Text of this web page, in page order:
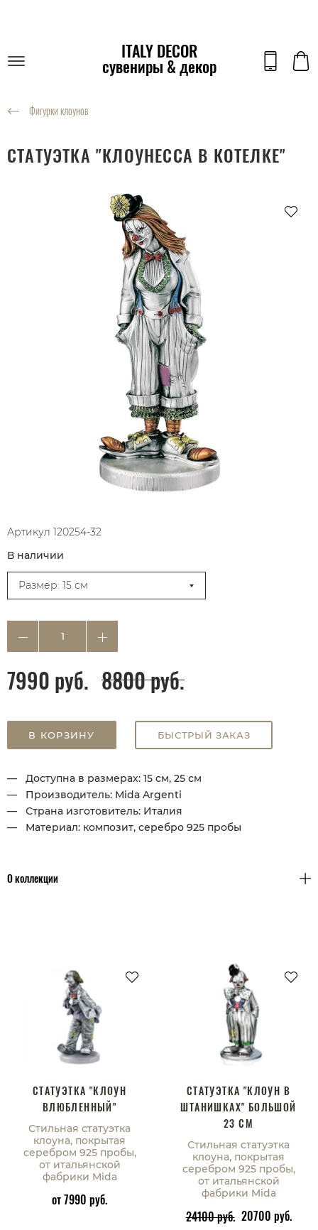
ITALY DECOR
сувениры & декор
Фигурки клоунов
СТАТУЭТКА "КЛОУНЕССА В КОТЕЛКЕ"
Артикул 120254-32
В наличии
Размер: 15 см
7990 руб. 8800 руб.
В КОРЗИНУ БЫСТРЫЙ ЗАКАЗ
Доступна в размерах: 15 см, 25 см
Производитель: Mida Argenti
Страна изготовитель: Италия
Материал: композит, серебро 925 пробы
О коллекции
СТАТУЭТКА "КЛОУН
ВЛЮБЛЕННЫЙ"
Стильная статуэтка
клоуна, покрытая
серебром 925 пробы,
от итальянской
фабрики Mida
от 7990 руб.
СТАТУЭТКА "КЛОУН В
ШТАНИШКАХ" БОЛЬШОЙ
23 СМ
Стильная статуэтка
клоуна, покрытая
серебром 925 пробы,
от итальянской
фабрики Mida
24100 руб. 20700 руб.